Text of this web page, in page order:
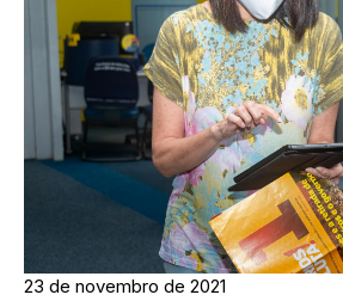
23 de novembro de 2021